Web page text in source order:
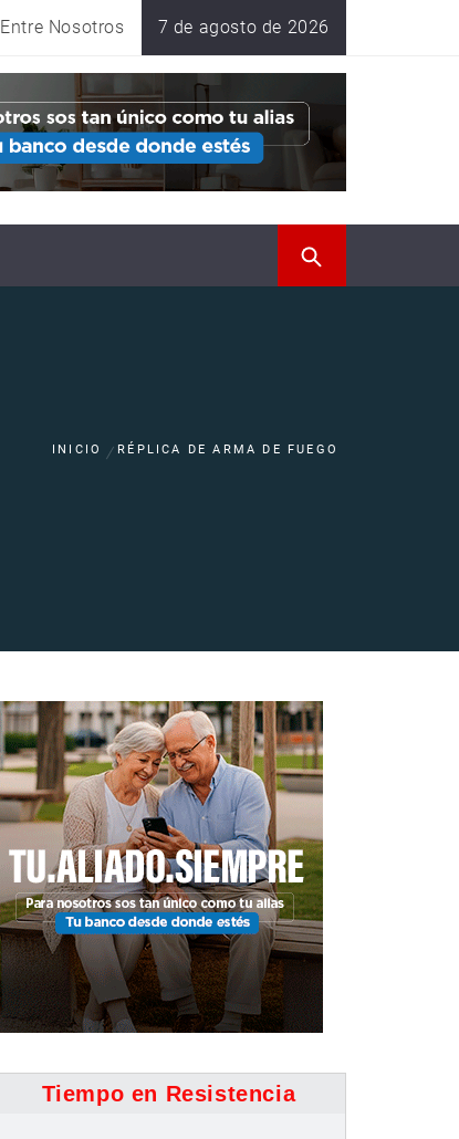
Entre Nosotros 7 de agosto de 2026
INICIO RÉPLICA DE ARMA DE FUEGO
Tiempo en Resistencia